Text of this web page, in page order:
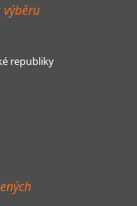
republiky